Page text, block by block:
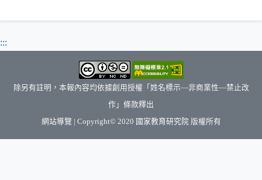
:::
除另有註明，本報內容均依據創用授權「姓名標示—非商業性—禁止改
作」條款釋出
網站導覽 | Copyright© 2020 國家教育研究院（另開新視窗）
版權所有